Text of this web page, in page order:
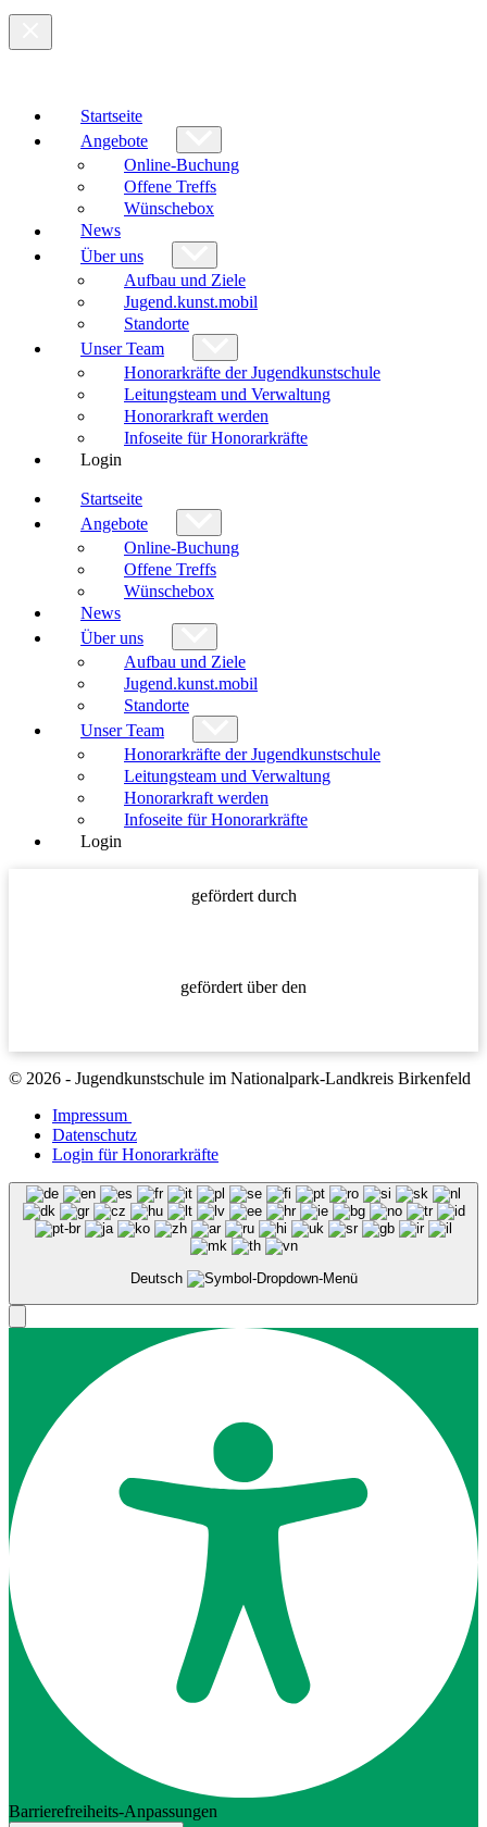
Startseite
Angebote
Online-Buchung
Offene Treffs
Wünschebox
News
Über uns
Aufbau und Ziele
Jugend.kunst.mobil
Standorte
Unser Team
Honorarkräfte der Jugendkunstschule
Leitungsteam und Verwaltung
Honorarkraft werden
Infoseite für Honorarkräfte
Login
Startseite
Angebote
Online-Buchung
Offene Treffs
Wünschebox
News
Über uns
Aufbau und Ziele
Jugend.kunst.mobil
Standorte
Unser Team
Honorarkräfte der Jugendkunstschule
Leitungsteam und Verwaltung
Honorarkraft werden
Infoseite für Honorarkräfte
Login
gefördert durch
gefördert über den
© 2026 - Jugendkunstschule im Nationalpark-Landkreis Birkenfeld
Impressum
Datenschutz
Login für Honorarkräfte
Deutsch
Barrierefreiheits-Anpassungen